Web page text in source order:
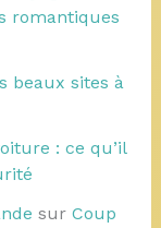
romantiques
beaux sites à
: ce qu’il
sur Coup